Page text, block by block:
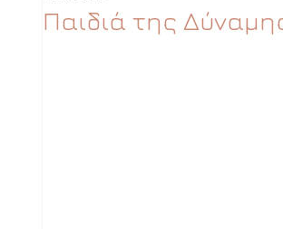
Παιδιά της